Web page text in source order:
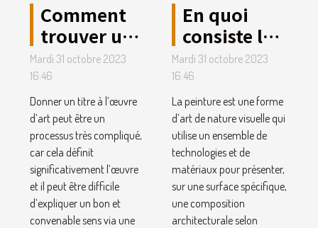
Comment
trouver un
titre de
votre
œuvre
d’art ?
Mardi 31 octobre 2023
16:46
Donner un titre à l’œuvre
d’art peut être un
processus très compliqué,
car cela définit
significativement l’œuvre
et il peut être difficile
d’expliquer un bon et
convenable sens via une
En quoi
consiste la
peinture
dans l’art ?
Mardi 31 octobre 2023
16:46
La peinture est une forme
d’art de nature visuelle qui
utilise un ensemble de
technologies et de
matériaux pour présenter,
sur une surface spécifique,
une composition
architecturale selon